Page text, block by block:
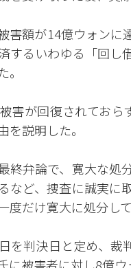
害額が14億ウォン
するいわゆる「回し
害が回復されてお
を説明した。
終弁論で、寛大な処
など、捜査に誠実に
度だけ寛大に処分し
を判決日と定め、裁